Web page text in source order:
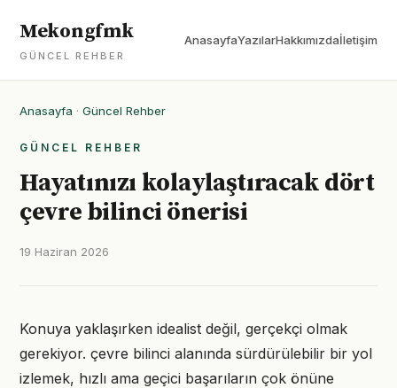
Mekongfmk
GÜNCEL REHBER
AnasayfaYazılarHakkımızdaİletişim
Anasayfa · Güncel Rehber
GÜNCEL REHBER
Hayatınızı kolaylaştıracak dört
çevre bilinci önerisi
19 Haziran 2026
Konuya yaklaşırken idealist değil, gerçekçi olmak
gerekiyor. çevre bilinci alanında sürdürülebilir bir yol
izlemek, hızlı ama geçici başarıların çok önüne